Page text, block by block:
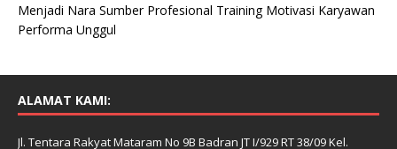
Menjadi Nara Sumber Profesional Training Motivasi Karyawan
Performa Unggul
ALAMAT KAMI:
Jl. Tentara Rakyat Mataram No 9B Badran JT I/929 RT 38/09 Kel.